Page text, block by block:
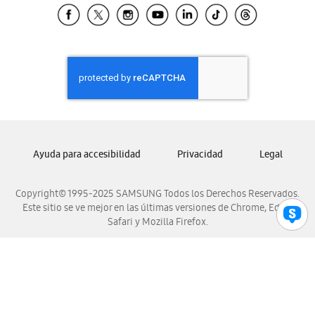
Samsung El Salvador
Samsung Honduras
Samsung Nicaragua
Samsung Panamá
Samsung Venezuela
Copyright© 1995-2025 SAMSUNG Todos los Derechos Reservados.
Este sitio se ve mejor en las últimas versiones de Chrome, Edge,
Safari y Mozilla Firefox.
Ayuda para accesibilidad Privacidad Legal